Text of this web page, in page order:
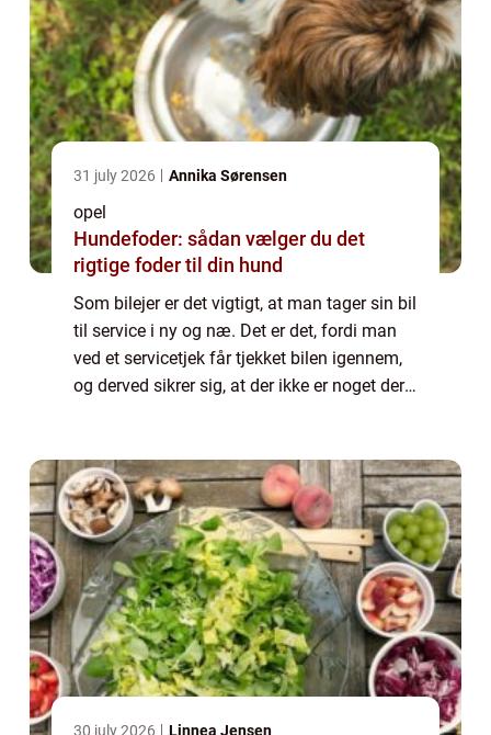
31 july 2026 Annika Sørensen
opel
Hundefoder: sådan vælger du det
rigtige foder til din hund
Som bilejer er det vigtigt, at man tager sin bil
til service i ny og næ. Det er det, fordi man
ved et servicetjek får tjekket bilen igennem,
og derved sikrer sig, at der ikke er noget der
30 july 2026 Linnea Jensen